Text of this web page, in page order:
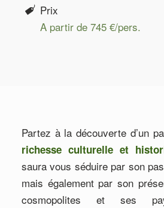
Prix
A partir de 745 €/pers.
Partez à la découverte d’un
richesse culturelle et
saura vous séduire par son
mais également par son
cosmopolites et ses